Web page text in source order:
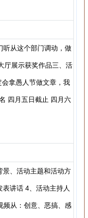
听从这个部门调动，做
厅展示获奖作品三、活
拿愚人节做文章，我
四月五日截止 四月六
、活动主题和活动方
讲话 4、活动主持人
频从：创意、恶搞、感